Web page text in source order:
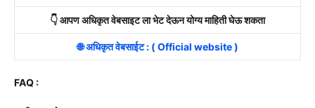
👇 आपण अधिकृत वेबसाइट ला भेट देऊन योग्य माहिती घेऊ शकता
🌐 अधिकृत वेबसाईट : ( Official website )
FAQ :